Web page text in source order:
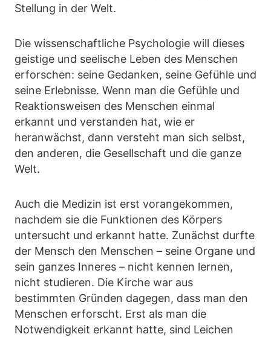
Stellung in der Welt.
Die wissenschaftliche Psychologie will dieses
geistige und seelische Leben des Menschen
erforschen: seine Gedanken, seine Gefühle und
seine Erlebnisse. Wenn man die Gefühle und
Reaktionsweisen des Menschen einmal
erkannt und verstanden hat, wie er
heranwächst, dann versteht man sich selbst,
den anderen, die Gesellschaft und die ganze
Welt.
Auch die Medizin ist erst vorangekommen,
nachdem sie die Funktionen des Körpers
untersucht und erkannt hatte. Zunächst durfte
der Mensch den Menschen – seine Organe und
sein ganzes Inneres – nicht kennen lernen,
nicht studieren. Die Kirche war aus
bestimmten Gründen dagegen, dass man den
Menschen erforscht. Erst als man die
Notwendigkeit erkannt hatte, sind Leichen